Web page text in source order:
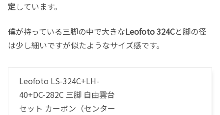
定しています。
僕が持っている三脚の中で大きなLeofoto 324Cと脚の径
は少し細いですが似たようなサイズ感です。
Leofoto LS-324C+LH-
40+DC-282C 三脚 自由雲台
セット カーボン（センター